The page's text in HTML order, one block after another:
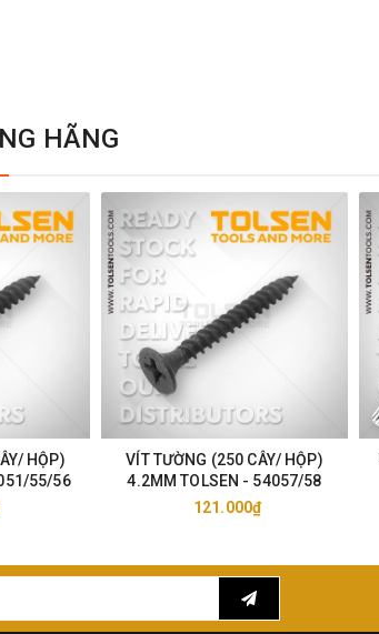
HÃNG
HỘP)
55/56
VÍT TƯỜNG (250 CÂY/ HỘP)
4.2MM TOLSEN - 54057/58
121.000₫